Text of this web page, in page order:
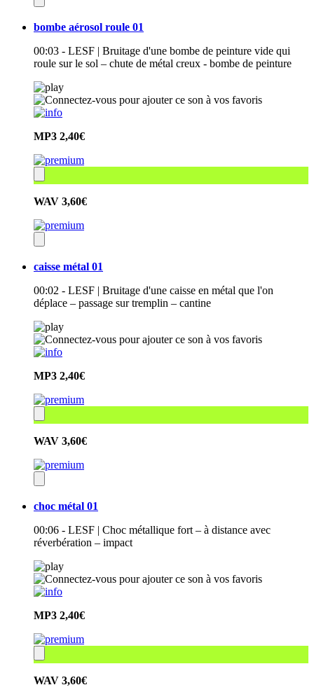
bombe aérosol roule 01
00:03 - LESF | Bruitage d'une bombe de peinture vide qui
roule sur le sol – chute de métal creux - bombe de peinture
MP3 2,40€
WAV 3,60€
caisse métal 01
00:02 - LESF | Bruitage d'une caisse en métal que l'on
déplace – passage sur tremplin – cantine
MP3 2,40€
WAV 3,60€
choc métal 01
00:06 - LESF | Choc métallique fort – à distance avec
réverbération – impact
MP3 2,40€
WAV 3,60€